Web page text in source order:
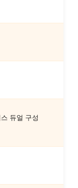
듀얼 구성